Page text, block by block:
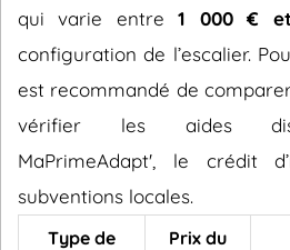
qui varie entre1 000 €
configuration de l’escalier.
est recommandé de
vérifier les aides
MaPrimeAdapt', le crédit
subventions locales.
Type de
Prix du